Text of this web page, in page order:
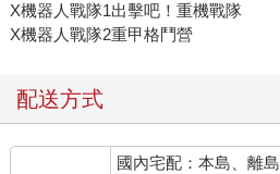
X機器人戰隊1出擊吧！重機戰隊
X機器人戰隊2重甲格鬥營
配送方式
國內宅配：本島、離島